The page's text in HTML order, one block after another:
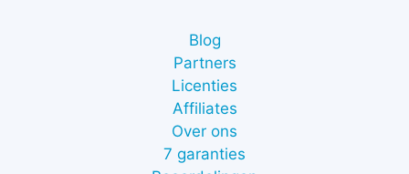
Blog
Partners
Licenties
Affiliates
Over ons
7 garanties